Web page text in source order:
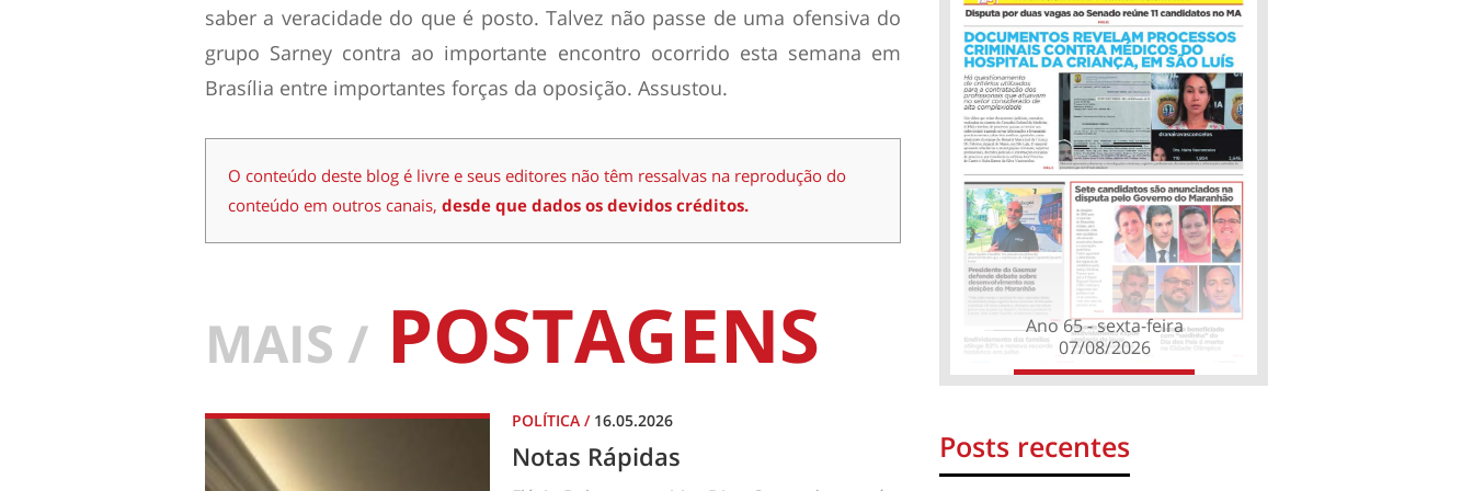
saber a veracidade do que é posto. Talvez não passe de uma ofensiva do
grupo Sarney contra ao importante encontro ocorrido esta semana em
Brasília entre importantes forças da oposição. Assustou.
O conteúdo deste blog é livre e seus editores não têm ressalvas na reprodução do
conteúdo em outros canais, desde que dados os devidos créditos.
MAIS / POSTAGENS
POLÍTICA / 16.05.2026
Notas Rápidas
Ano 65 - sexta-feira
07/08/2026
Posts recentes